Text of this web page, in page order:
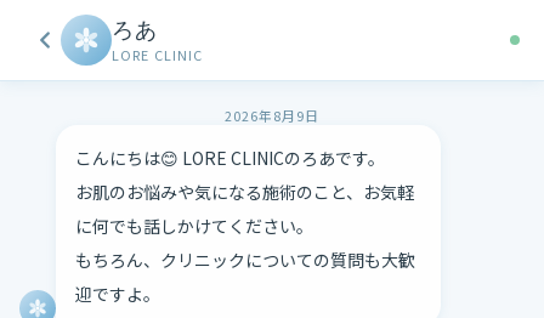
ろあ
LORE CLINIC
2026年8月9日
こんにちは😊 LORE CLINICのろあです。
お肌のお悩みや気になる施術のこと、お気軽
に何でも話しかけてください。
もちろん、クリニックについての質問も大歓
迎ですよ。